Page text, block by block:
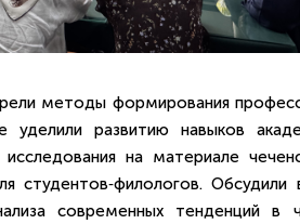
методы формирования
уделили развитию навыков
исследования на материале
студентов‑филологов.
современных тенденций в